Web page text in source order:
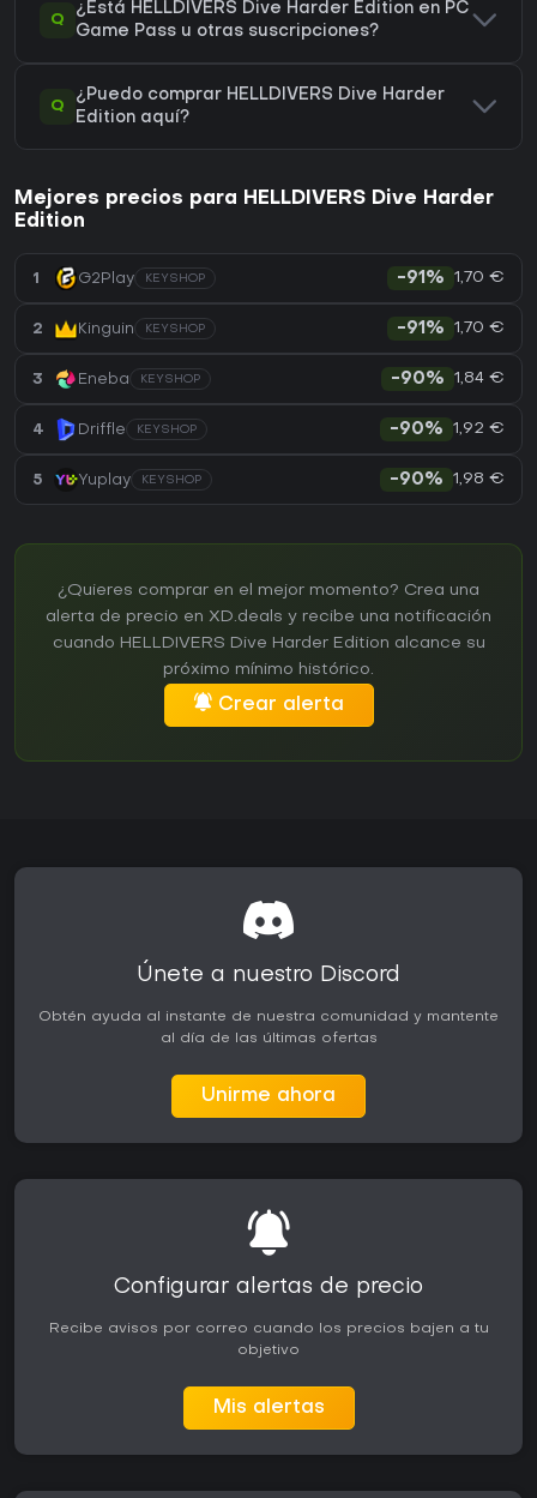
Q
¿Está HELLDIVERS Dive Harder Edition en PC
Game Pass u otras suscripciones?
Q
¿Puedo comprar HELLDIVERS Dive Harder
Edition aquí?
Mejores precios para HELLDIVERS Dive Harder
Edition
1 G2Play KEYSHOP -91% 1,70 €
2 Kinguin KEYSHOP -91% 1,70 €
3 Eneba KEYSHOP -90% 1,84 €
4 Driffle KEYSHOP -90% 1,92 €
5 Yuplay KEYSHOP -90% 1,98 €
¿Quieres comprar en el mejor momento? Crea una
alerta de precio en XD.deals y recibe una notificación
cuando HELLDIVERS Dive Harder Edition alcance su
próximo mínimo histórico.
Crear alerta
Únete a nuestro Discord
Obtén ayuda al instante de nuestra comunidad y mantente
al día de las últimas ofertas
Unirme ahora
Configurar alertas de precio
Recibe avisos por correo cuando los precios bajen a tu
objetivo
Mis alertas